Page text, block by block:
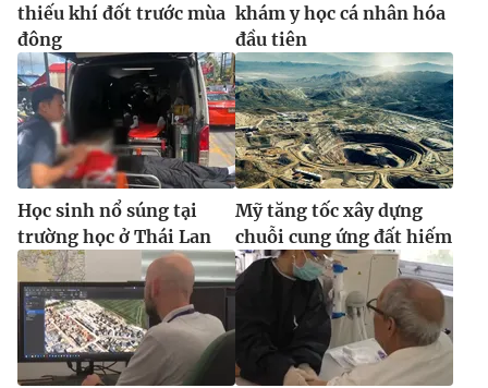
thiếu khí đốt trước mùa
đông
khám y học cá nhân hóa
đầu tiên
Học sinh nổ súng tại
trường học ở Thái Lan
Mỹ tăng tốc xây dựng
chuỗi cung ứng đất hiếm